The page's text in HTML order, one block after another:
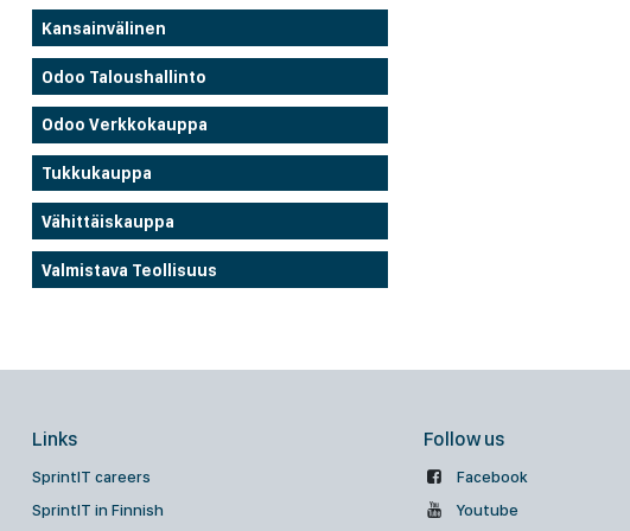
Kansainvälinen
Odoo Taloushallinto
Odoo Verkkokauppa
Tukkukauppa
Vähittäiskauppa
Valmistava Teollisuus
Links
SprintIT careers
SprintIT in Finnish
Follow us
Facebook
Youtube